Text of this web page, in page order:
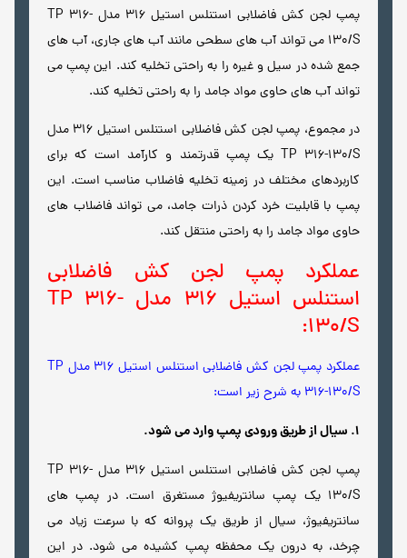
پمپ لجن کش فاضلابی استنلس استیل 316 مدل TP 316-
130/S می تواند آب های سطحی مانند آب های جاری، آب های
جمع شده در سیل و غیره را به راحتی تخلیه کند. این پمپ می
تواند آب های حاوی مواد جامد را به راحتی تخلیه کند.
در مجموع، پمپ لجن کش فاضلابی استنلس استیل 316 مدل
TP 316-130/S یک پمپ قدرتمند و کارآمد است که برای
کاربردهای مختلف در زمینه تخلیه فاضلاب مناسب است. این
پمپ با قابلیت خرد کردن ذرات جامد، می تواند فاضلاب های
حاوی مواد جامد را به راحتی منتقل کند.
عملکرد پمپ لجن کش فاضلابی
استنلس استیل 316 مدل TP 316-
130/S:
عملکرد پمپ لجن کش فاضلابی استنلس استیل 316 مدل TP
316-130/S به شرح زیر است:
1. سیال از طریق ورودی پمپ وارد می شود.
پمپ لجن کش فاضلابی استنلس استیل 316 مدل TP 316-
130/S یک پمپ سانتریفیوژ مستغرق است. در پمپ های
سانتریفیوژ، سیال از طریق یک پروانه که با سرعت زیاد می
چرخد، به درون یک محفظه پمپ کشیده می شود. در این